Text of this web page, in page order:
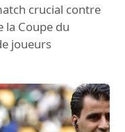
crucial contre
la Coupe du
joueurs